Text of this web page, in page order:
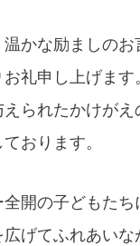
温かな励ましのお
礼申し上げます
えられたかけがえ
おります。
全開の子どもたち
げてふれあいな